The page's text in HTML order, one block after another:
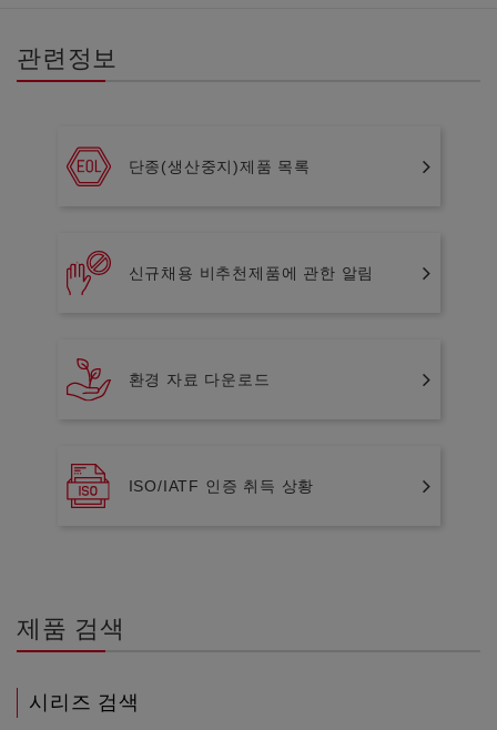
관련정보
단종(생산중지)제품 목록
신규채용 비추천제품에 관한 알림
환경 자료 다운로드
ISO/IATF 인증 취득 상황
제품 검색
시리즈 검색